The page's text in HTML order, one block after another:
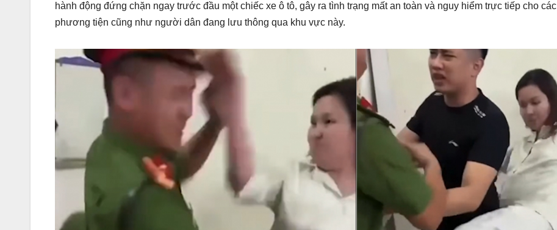
hành động đứng chặn ngay trước đầu một chiếc xe ô tô, gây ra tình trạng mất an toàn và nguy hiểm trực tiếp cho các
phương tiện cũng như người dân đang lưu thông qua khu vực này.